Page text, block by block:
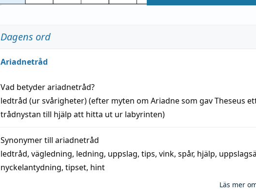
Dagens ord
Ariadnetråd
Vad betyderariadnetråd?
ledtråd (ur svårigheter) (efter myten om Ariadne som gav Theseus
trådnystan till hjälp att hitta ut ur labyrinten)
Synonymer till ariadnetråd
ledtråd, vägledning, ledning, uppslag, tips, vink, spår, hjälp,
nyckelantydning, tipset, hint
Läs mer